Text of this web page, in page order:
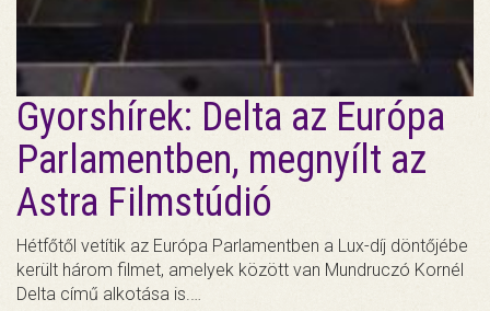
Gyorshírek: Delta az Európa
Parlamentben, megnyílt az
Astra Filmstúdió
Hétfőtől vetítik az Európa Parlamentben a Lux-díj döntőjébe
került három filmet, amelyek között van Mundruczó Kornél
Delta című alkotása is.…